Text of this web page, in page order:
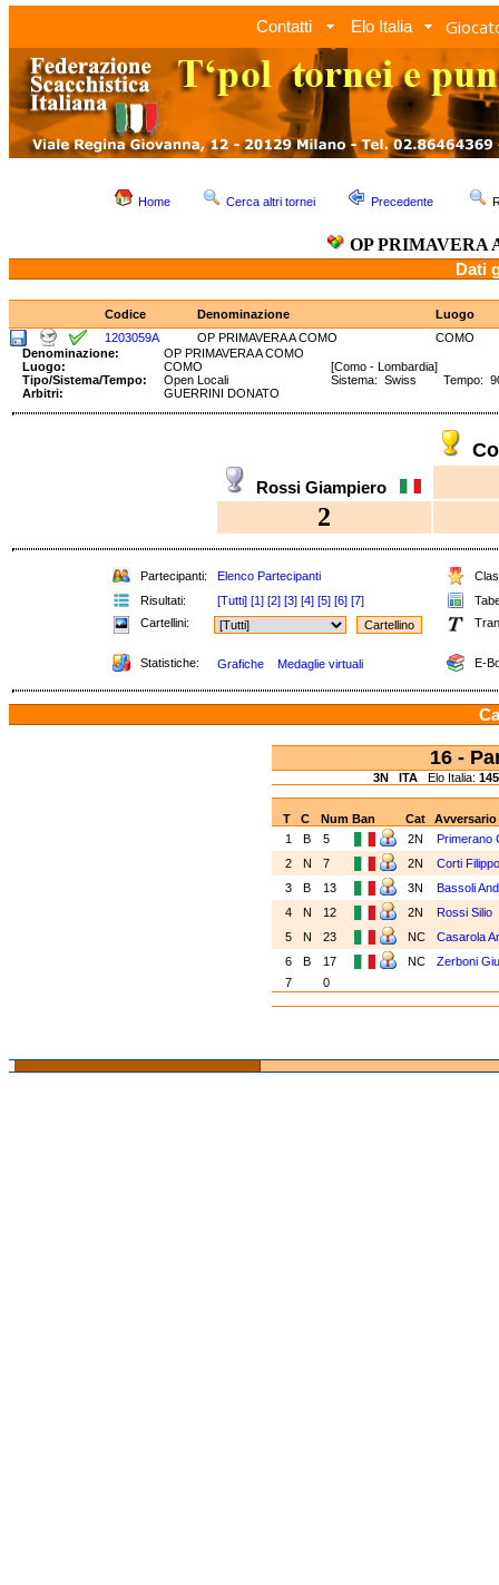
Contatti Elo Italia
Home Cerca altri tornei Precedente
OP PRIMAVERA
Dati
Codice Denominazione
Luogo
1203059A
OP PRIMAVERA A COMO
COMO
Denominazione:
OP PRIMAVERA A COMO
Luogo:
COMO
[Como - Lombardia]
Tipo/Sistema/Tempo:
Open Locali
Sistema: Swiss Tempo:
Arbitri:
GUERRINI DONATO
Rossi Giampiero
2
Partecipanti: Elenco Partecipanti
Risultati:
[Tutti] [1] [2] [3] [4] [5] [6] [7]
Cartellini:
Statistiche: Grafiche Medaglie virtuali E-
16 -
3N ITAElo Italia:
T C NumBan Cat
Avversario
1
B 5 2N
Primerano
2
N 7 2N
Corti
3
B 13 3N
Bassoli
4
N 12 2N
Rossi Silio
5
N 23 NC
Casarola
6
B 17 NC
Zerboni
7
0